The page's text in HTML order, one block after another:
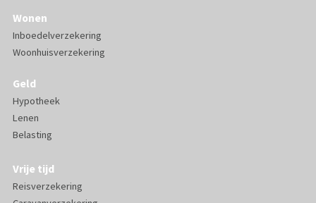
Wonen
Inboedelverzekering
Woonhuisverzekering
Geld
Hypotheek
Lenen
Belasting
Vrije tijd
Reisverzekering